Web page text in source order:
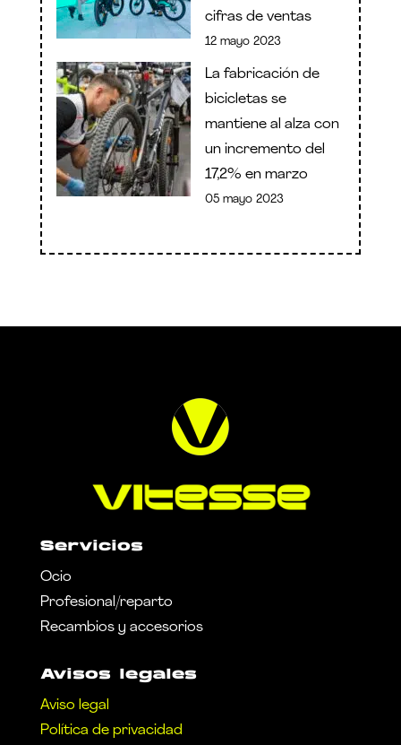
cifras de ventas
12 mayo 2023
La fabricación de
bicicletas se
mantiene al alza con
un incremento del
17,2% en marzo
05 mayo 2023
Servicios
Ocio
Profesional/reparto
Recambios y accesorios
Avisos legales
Aviso legal
Política de privacidad